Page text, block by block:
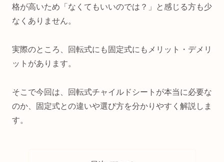
格が高いため「なくてもいいのでは？」と感じる方も少
なくありません。
実際のところ、回転式にも固定式にもメリット・デメリ
ットがあります。
そこで今回は、回転式チャイルドシートが本当に必要な
のか、固定式との違いや選び方を分かりやすく解説しま
す。